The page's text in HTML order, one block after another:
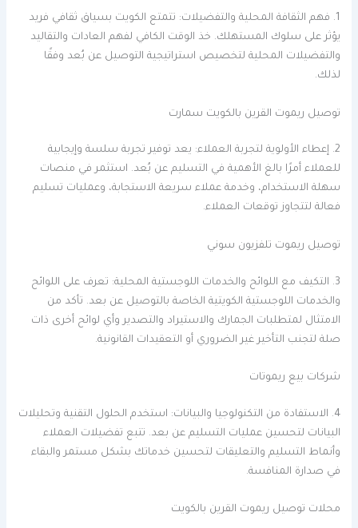
1. فهم الثقافة المحلية والتفضيلات: تتمتع الكويت بسياق ثقافي فريد
يؤثر على سلوك المستهلك. خذ الوقت الكافي لفهم العادات والتقاليد
والتفضيلات المحلية لتخصيص استراتيجية التوصيل عن بُعد وفقًا
لذلك.
توصيل ريموت القرين بالكويت سمارت
2. إعطاء الأولوية لتجربة العملاء: يعد توفير تجربة سلسة وإيجابية
للعملاء أمرًا بالغ الأهمية في التسليم عن بُعد. استثمر في منصات
سهلة الاستخدام، وخدمة عملاء سريعة الاستجابة، وعمليات تسليم
فعالة لتتجاوز توقعات العملاء.
توصيل ريموت تلفزيون سوني
3. التكيف مع اللوائح والخدمات اللوجستية المحلية: تعرف على اللوائح
والخدمات اللوجستية الكويتية الخاصة بالتوصيل عن بعد. تأكد من
الامتثال لمتطلبات الجمارك والاستيراد والتصدير وأي لوائح أخرى ذات
صلة لتجنب التأخير غير الضروري أو التعقيدات القانونية.
شركات بيع ريموتات
4. الاستفادة من التكنولوجيا والبيانات: استخدم الحلول التقنية وتحليلات
البيانات لتحسين عمليات التسليم عن بعد. تتبع تفضيلات العملاء
وأنماط التسليم والتعليقات لتحسين خدماتك بشكل مستمر والبقاء
في صدارة المنافسة.
محلات توصيل ريموت القرين بالكويت